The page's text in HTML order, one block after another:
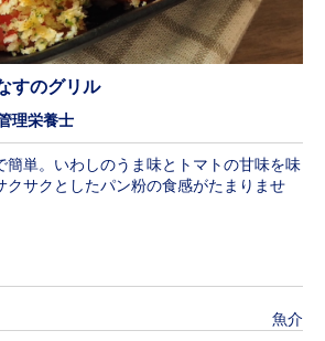
すのグリル
理栄養士
簡単。いわしのうま味とトマトの甘味を味
クサクとしたパン粉の食感がたまりませ
魚介